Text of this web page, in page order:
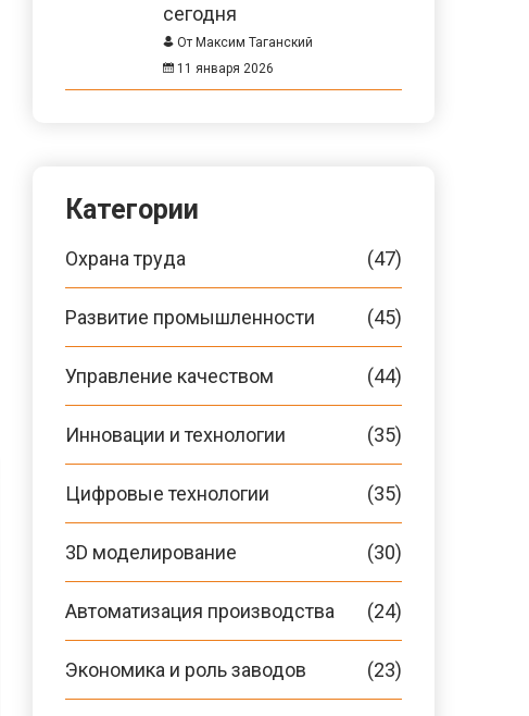
сегодня
От Максим Таганский
11 января 2026
Категории
Охрана труда (47)
Развитие промышленности (45)
Управление качеством (44)
Инновации и технологии (35)
Цифровые технологии (35)
3D моделирование (30)
Автоматизация производства (24)
Экономика и роль заводов (23)